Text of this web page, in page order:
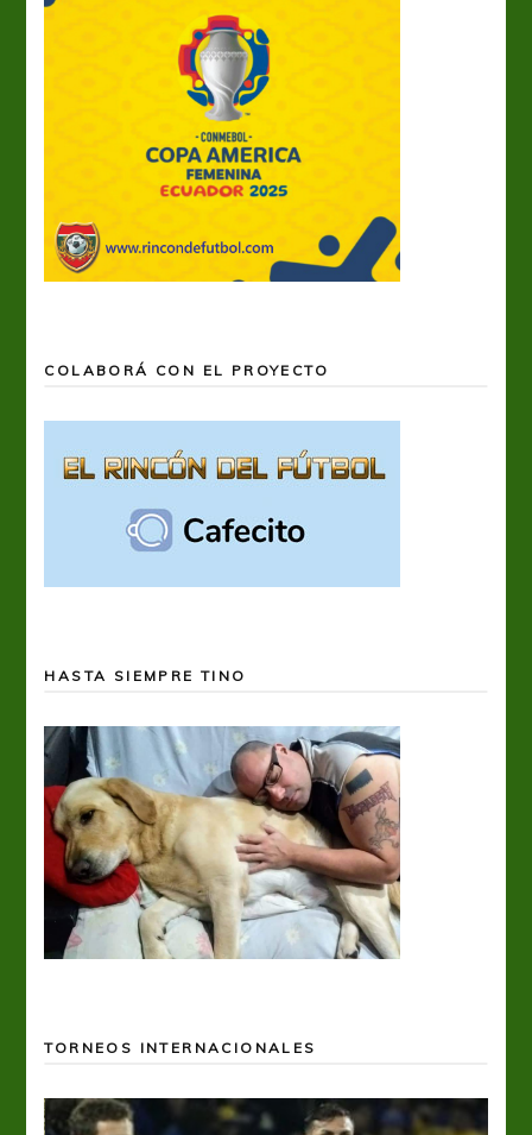
COLABORÁ CON EL PROYECTO
HASTA SIEMPRE TINO
TORNEOS INTERNACIONALES